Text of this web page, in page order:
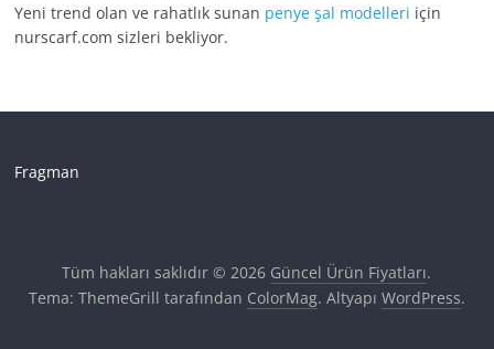
Yeni trend olan ve rahatlık sunan penye şal modelleri için
nurscarf.com sizleri bekliyor.
Fragman
Tüm hakları saklıdır © 2026 Güncel Ürün Fiyatları.
Tema: ThemeGrill tarafından ColorMag. Altyapı WordPress.